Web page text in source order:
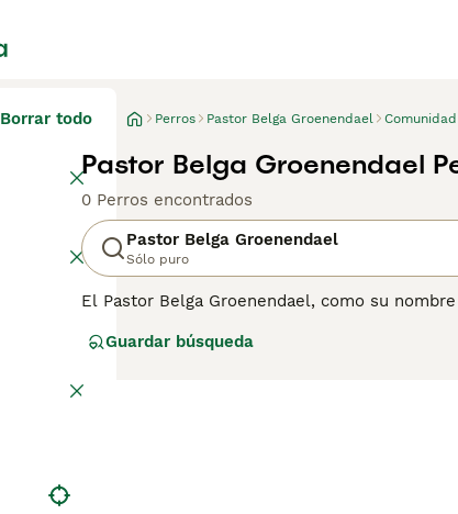
Borrar todo Perros Pastor Belga Groenendael
Pastor Belga Groenendael
0 Perros encontrados
Pastor Belga Groenendael
Sólo puro
El Pastor Belga Groenendael, como su
son las de Tervueren, Groenendael, Malinois
gracias a su hermosa apariencia y naturaleza
página de consejos de compra
Guardar búsqueda